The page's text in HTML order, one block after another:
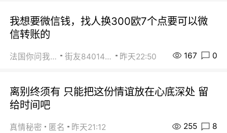
我想要微信钱，找人换300欧7个点要可以微
信转账的
法国你问我答 街友84014588 昨天22:50 167 0
离别终须有 只能把这份情谊放在心底深处 留
给时间吧
真情秘密 匿名 昨天21:12 255 8